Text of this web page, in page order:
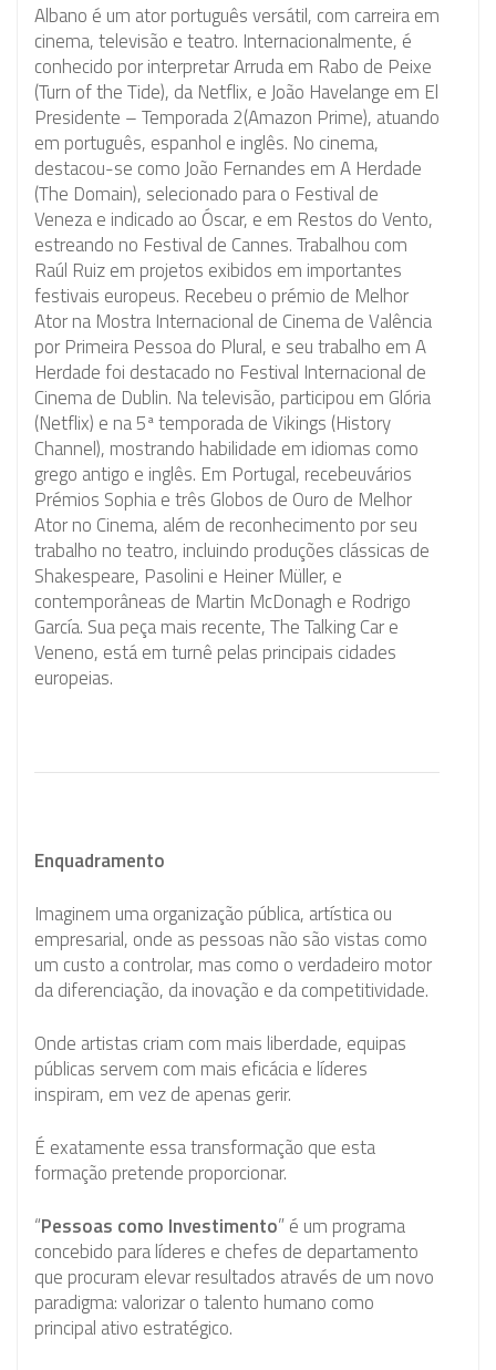
Albano é um ator português versátil, com carreira em
cinema, televisão e teatro. Internacionalmente, é
conhecido por interpretar Arruda em Rabo de Peixe
(Turn of the Tide), da Netflix, e João Havelange em El
Presidente – Temporada 2(Amazon Prime), atuando
em português, espanhol e inglês. No cinema,
destacou-se como João Fernandes em A Herdade
(The Domain), selecionado para o Festival de
Veneza e indicado ao Óscar, e em Restos do Vento,
estreando no Festival de Cannes. Trabalhou com
Raúl Ruiz em projetos exibidos em importantes
festivais europeus. Recebeu o prémio de Melhor
Ator na Mostra Internacional de Cinema de Valência
por Primeira Pessoa do Plural, e seu trabalho em A
Herdade foi destacado no Festival Internacional de
Cinema de Dublin. Na televisão, participou em Glória
(Netflix) e na 5ª temporada de Vikings (History
Channel), mostrando habilidade em idiomas como
grego antigo e inglês. Em Portugal, recebeuvários
Prémios Sophia e três Globos de Ouro de Melhor
Ator no Cinema, além de reconhecimento por seu
trabalho no teatro, incluindo produções clássicas de
Shakespeare, Pasolini e Heiner Müller, e
contemporâneas de Martin McDonagh e Rodrigo
García. Sua peça mais recente, The Talking Car e
Veneno, está em turnê pelas principais cidades
europeias.
Enquadramento
Imaginem uma organização pública, artística ou
empresarial, onde as pessoas não são vistas como
um custo a controlar, mas como o verdadeiro motor
da diferenciação, da inovação e da competitividade.
Onde artistas criam com mais liberdade, equipas
públicas servem com mais eficácia e líderes
inspiram, em vez de apenas gerir.
É exatamente essa transformação que esta
formação pretende proporcionar.
“Pessoas como Investimento” é um programa
concebido para líderes e chefes de departamento
que procuram elevar resultados através de um novo
paradigma: valorizar o talento humano como
principal ativo estratégico.